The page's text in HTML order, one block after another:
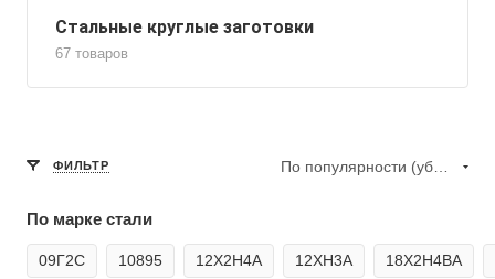
Стальные круглые заготовки
67 товаров
ФИЛЬТР
По марке стали
09Г2С 10895 12Х2Н4А 12ХН3А 18Х2Н4ВА